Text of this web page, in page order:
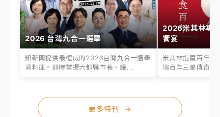
2026 台灣九合一選舉
知新聞提供最權威的2026台灣九合一選舉
資料庫。即時掌握六都縣市長、議...
2026米其林專
饗宴
米其林指南百年之
瑞百年三星傳奇、
更多特刊 →